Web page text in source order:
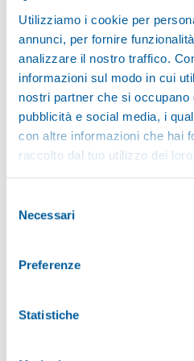
Utilizziamo i cookie per
annunci, per fornire
analizzare il nostro traffico.
informazioni sul modo in cui
nostri partner che si occupano
pubblicità e social media, i
con altre informazioni che hai
raccolto dal tuo utilizzo dei
delNecessari
Preferenze
Statistiche
Selezionare il menu Extra e
non si visualizza la barra
simbolo menu e
Selezionare il pannello
Grazie al dispositivo di
diverse modalità di
si trova in alto, si
http://windows.microsoft.com/
Safari